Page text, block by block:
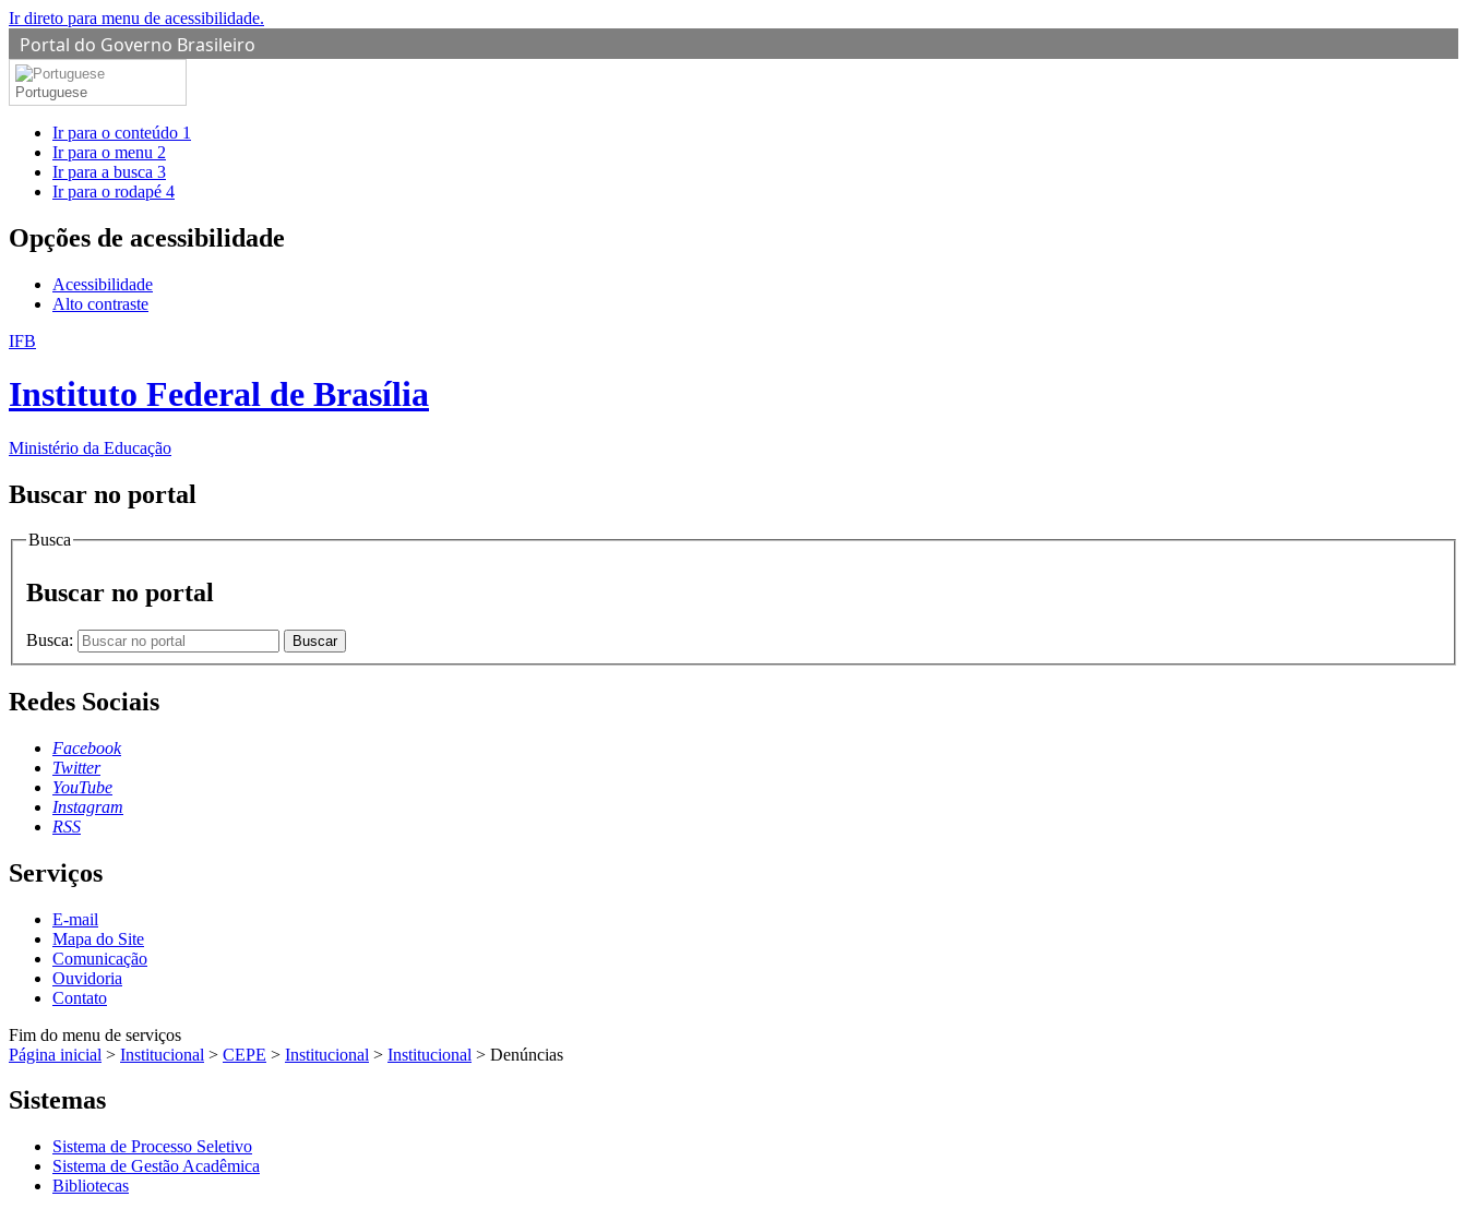
Ir direto para menu de acessibilidade.
Portal do Governo Brasileiro
Portuguese
Ir para o conteúdo 1
Ir para o menu 2
Ir para a busca 3
Ir para o rodapé 4
Opções de acessibilidade
Acessibilidade
Alto contraste
IFB
Instituto Federal de Brasília
Ministério da Educação
Buscar no portal
Busca
Buscar no portal
Busca: Buscar
Redes Sociais
Facebook
Twitter
YouTube
Instagram
RSS
Serviços
E-mail
Mapa do Site
Comunicação
Ouvidoria
Contato
Fim do menu de serviços
Página inicial > Institucional > CEPE > Institucional > Institucional > Denúncias
Sistemas
Sistema de Processo Seletivo
Sistema de Gestão Acadêmica
Bibliotecas